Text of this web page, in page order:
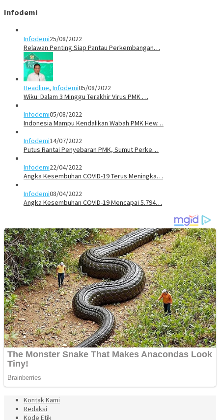
Infodemi
Infodemi25/08/2022
Relawan Penting Siap Pantau Perkembangan…
Headline, Infodemi05/08/2022
Wiku: Dalam 3 Minggu Terakhir Virus PMK …
Infodemi05/08/2022
Indonesia Mampu Kendalikan Wabah PMK Hew…
Infodemi14/07/2022
Putus Rantai Penyebaran PMK, Sumut Perke…
Infodemi22/04/2022
Angka Kesembuhan COVID-19 Terus Meningka…
Infodemi08/04/2022
Angka Kesembuhan COVID-19 Mencapai 5.794…
Kontak Kami
Redaksi
Kode Etik